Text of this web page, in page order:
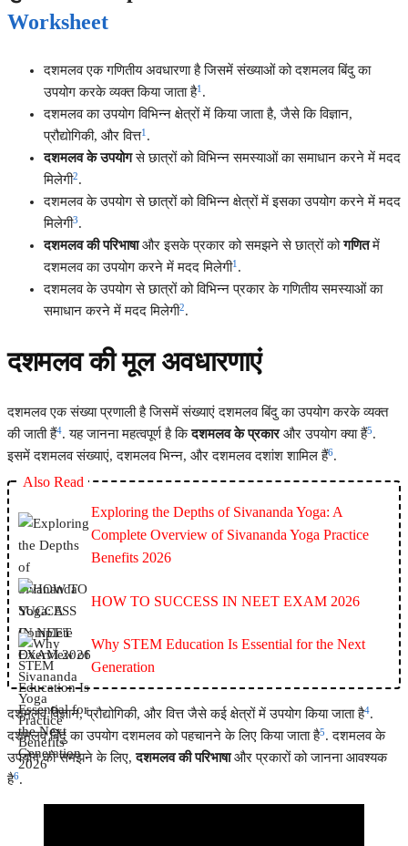
Worksheet
दशमलव एक गणितीय अवधारणा है जिसमें संख्याओं को दशमलव बिंदु का
उपयोग करके व्यक्त किया जाता है1 .
दशमलव का उपयोग विभिन्न क्षेत्रों में किया जाता है, जैसे कि विज्ञान,
प्रौद्योगिकी, और वित्त1 .
दशमलव के उपयोगसे छात्रों को विभिन्न समस्याओं का समाधान करने में मदद
मिलेगी2.
दशमलव के उपयोग से छात्रों को विभिन्न क्षेत्रों में इसका उपयोग करने में मदद
मिलेगी3.
दशमलव की परिभाषाऔर इसके प्रकार को समझने से छात्रों कोगणितमें
दशमलव का उपयोग करने में मदद मिलेगी1 .
दशमलव के उपयोग से छात्रों को विभिन्न प्रकार के गणितीय समस्याओं का
समाधान करने में मदद मिलेगी2.
दशमलव की मूल अवधारणाएं
दशमलव एक संख्या प्रणाली है जिसमें संख्याएं दशमलव बिंदु का उपयोग करके व्यक्त
की जाती हैं4. यह जानना महत्वपूर्ण है किदशमलव के प्रकारऔर उपयोग क्या हैं5.
इसमें दशमलव संख्याएं, दशमलव भिन्न, और दशमलव दशांश शामिल हैं6.
Also Read
Exploring the Depths of Sivananda Yoga: A
Complete Overview of Sivananda Yoga Practice
Benefits 2026
HOW TO SUCCESS IN NEET EXAM 2026
Why STEM Education Is Essential for the Next
Generation
दशमलव विज्ञान, प्रौद्योगिकी, और वित्त जैसे कई क्षेत्रों में उपयोग किया जाता है4.
दशमलव बिंदु का उपयोग दशमलव को पहचानने के लिए किया जाता है5. दशमलव के
उपयोग को समझने के लिए,दशमलव की परिभाषाऔर प्रकारों को जानना आवश्यक
है6.